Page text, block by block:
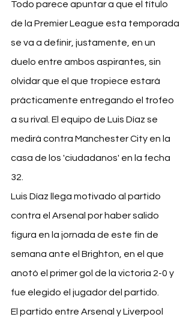
Todo parece apuntar a que el título
de la Premier League esta temporada
se va a definir, justamente, en un
duelo entre ambos aspirantes, sin
olvidar que el que tropiece estará
prácticamente entregando el trofeo
a su rival. El equipo de Luis Díaz se
medirá contra Manchester City en la
casa de los 'ciudadanos' en la fecha
32.
Luis Díaz llega motivado al partido
contra el Arsenal por haber salido
figura en la jornada de este fin de
semana ante el Brighton, en el que
anotó el primer gol de la victoria 2-0 y
fue elegido el jugador del partido.
El partido entre Arsenal y Liverpool